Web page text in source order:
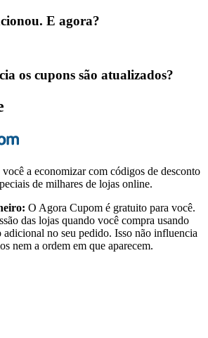
E agora?
os cupons são atualizados?
a economizar com códigos de desconto
de milhares de lojas online.
O Agora Cupom é gratuito para você.
das lojas quando você compra usando
adicional no seu pedido. Isso não influencia
nem a ordem em que aparecem.